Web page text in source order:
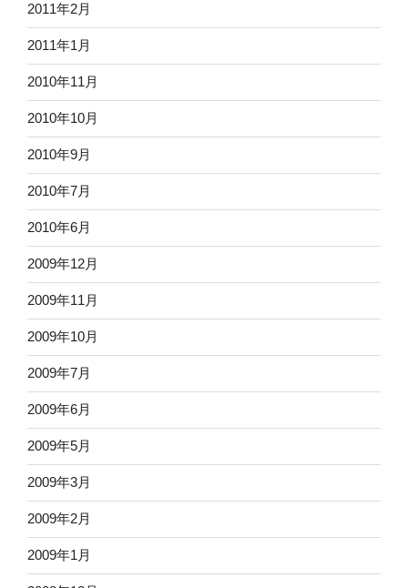
2011年2月
2011年1月
2010年11月
2010年10月
2010年9月
2010年7月
2010年6月
2009年12月
2009年11月
2009年10月
2009年7月
2009年6月
2009年5月
2009年3月
2009年2月
2009年1月